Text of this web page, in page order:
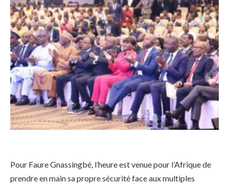
Pour Faure Gnassingbé, l’heure est venue pour l’Afrique de
prendre en main sa propre sécurité face aux multiples